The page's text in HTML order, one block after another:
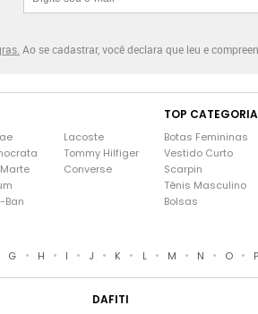
Ao se cadastrar, você declara que leu e
Ban
Lacoste
Tommy Hilfiger
Converse
TOP
Botas Femininas
Vestido Curto
Scarpin
Tênis Masculino
Bolsas
G • H • I • J • K • L • M • N • O • P
DAFITI